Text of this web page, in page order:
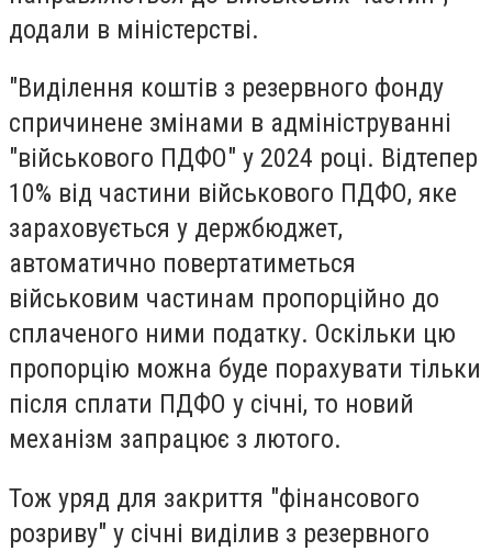
додали в міністерстві.
"Виділення коштів з резервного фонду
спричинене змінами в адмініструванні
"військового ПДФО" у 2024 році. Відтепер
10% від частини військового ПДФО, яке
зараховується у держбюджет,
автоматично повертатиметься
військовим частинам пропорційно до
сплаченого ними податку. Оскільки цю
пропорцію можна буде порахувати тільки
після сплати ПДФО у січні, то новий
механізм запрацює з лютого.
Тож уряд для закриття "фінансового
розриву" у січні виділив з резервного